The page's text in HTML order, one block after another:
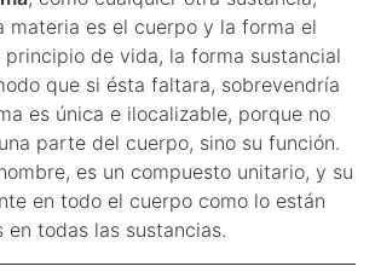
materia es el cuerpo y la forma el
principio de vida, la forma sustancial
que si ésta faltara, sobrevendría
es única e ilocalizable, porque no
parte del cuerpo, sino su función.
es un compuesto unitario, y su
en todo el cuerpo como lo están
en todas las sustancias.